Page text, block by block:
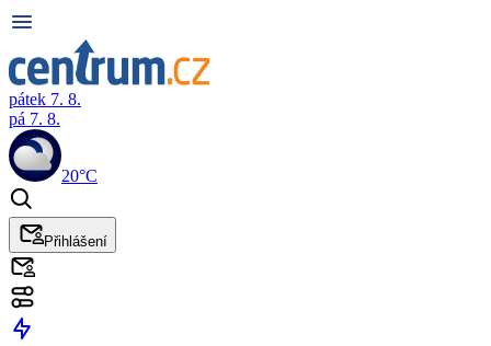
pátek 7. 8.
pá 7. 8.
20°C
Přihlášení